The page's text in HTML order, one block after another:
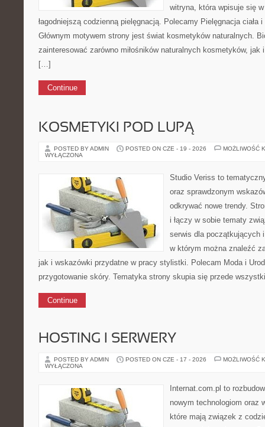
witryna, która wpisuje się
łagodniejszą codzienną pielęgnacją. Polecamy Pielęgnacja ciała i
Głównym motywem strony jest świat kosmetyków naturalnych.
zainteresować zarówno miłośników naturalnych kosmetyków,
[…]
Continue
KOSMETYKI POD LUPĄ
POSTED BY ADMIN POSTED ON CZE - 19 - 2026
MOŻLIWOŚĆ
WYŁĄCZONA
Studio Veriss to
oraz sprawdzonym
odkrywać nowe trendy.
i łączy w sobie tematy
serwis dla początkujących
w którym można znaleźć
jak i wskazówki przydatne w pracy stylistki. Polecam Moda i
przygotowanie skóry. Tematyka strony skupia się przede
Continue
HOSTING I SERWERY
POSTED BY ADMIN POSTED ON CZE - 17 - 2026
MOŻLIWOŚĆ
WYŁĄCZONA
Internat.com.pl to
nowym technologiom oraz
które mają związek z